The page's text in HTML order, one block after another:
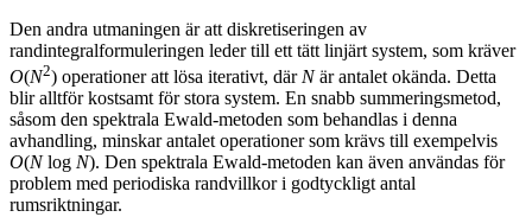
Den andra utmaningen är att diskretiseringen av
randintegralformuleringen leder till ett tätt linjärt system, som kräver
O(N2) operationer att lösa iterativt, där När antalet okända. Detta
blir alltför kostsamt för stora system. En snabb summeringsmetod,
såsom den spektrala Ewald-metoden som behandlas i denna
avhandling, minskar antalet operationer som krävs till exempelvis
O(Nlog N). Den spektrala Ewald-metoden kan även användas för
problem med periodiska randvillkor i godtyckligt antal
rumsriktningar.